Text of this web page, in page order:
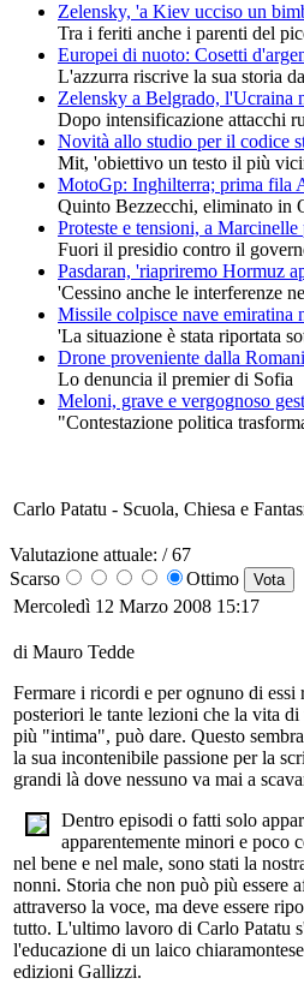
Zelensky, 'a Kiev ucciso un
Tra i feriti anche i parenti del
Europei di nuoto: Cosetti
L'azzurra riscrive la sua storia
Zelensky a Belgrado, l'Ucraina
Dopo intensificazione attacchi
Novità allo studio per il codice
Mit, 'obiettivo un testo il più
MotoGp: Inghilterra; prima fila
Quinto Bezzecchi, eliminato in
Proteste e tensioni, a
Fuori il presidio contro il
Pasdaran, 'riapriremo Hormuz
'Cessino anche le interferenze
Missile colpisce nave emiratina
'La situazione è stata riportata
Drone proveniente dalla
Lo denuncia il premier di Sofia
Meloni, grave e vergognoso
"Contestazione politica
Carlo Patatu - Scuola, Chiesa e
Valutazione attuale: / 67
Scarso
Ottimo
Mercoledì 12 Marzo 2008 15:17
di Mauro Tedde
Fermare i ricordi e per ognuno di
posteriori le tante lezioni che la vita
più "intima", può dare. Questo
la sua incontenibile passione per la
grandi là dove nessuno va mai a
Dentro episodi o fatti solo
apparentemente minori e poco
nel bene e nel male, sono stati la
nonni. Storia che non può più essere
attraverso la voce, ma deve essere
tutto. L'ultimo lavoro di Carlo Patatu
l'educazione di un laico
edizioni Gallizzi.